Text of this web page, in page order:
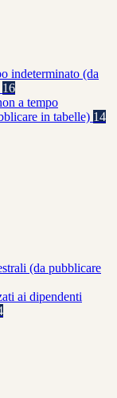
indeterminato (da
16
a tempo
in tabelle) 14
(da pubblicare
ai dipendenti